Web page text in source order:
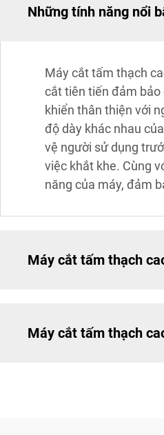
Những tính năng nổi
Máy cắt tấm thạch
cắt tiên tiến đảm bảo
khiển thân thiện với
độ dày khác nhau
vệ người sử dụng
việc khắt khe. Cùng
năng của máy, đảm
Máy cắt tấm thạch
Máy cắt tấm thạch